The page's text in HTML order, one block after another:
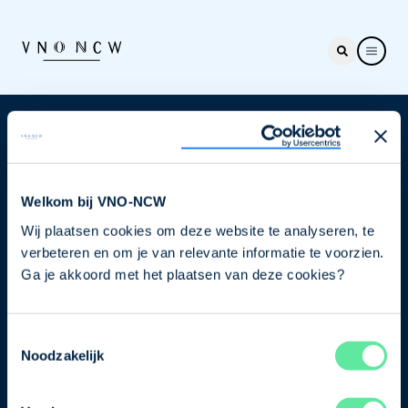
Welkom bij VNO-NCW
Wij plaatsen cookies om deze website te analyseren, te
verbeteren en om je van relevante informatie te voorzien.
Ga je akkoord met het plaatsen van deze cookies?
Noodzakelijk
Nieuwsbrief
je nu in voor de VNO-NCW nieuwsbrief.
Schrijf je in
Direct naar
Ons verhaal